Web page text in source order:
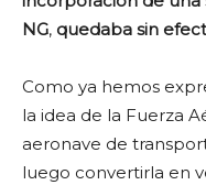
NG, quedaba sin
Como ya hemos
la idea de la Fuerza
aeronave de
luego convertirla en